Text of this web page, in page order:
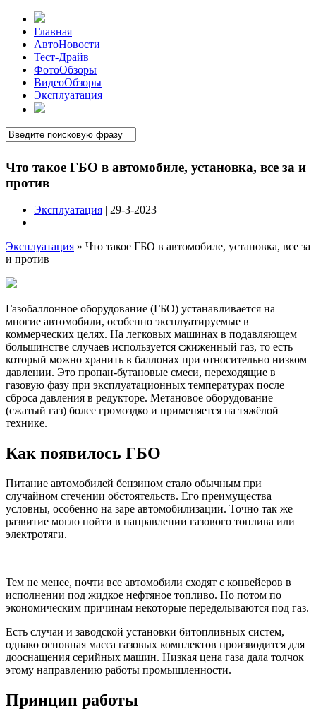
Главная
АвтоНовости
Тест-Драйв
ФотоОбзоры
ВидеоОбзоры
Эксплуатация
Что такое ГБО в автомобиле, установка, все за и
против
Эксплуатация | 29-3-2023
Эксплуатация » Что такое ГБО в автомобиле, установка, все за
и против
Газобаллонное оборудование (ГБО) устанавливается на
многие автомобили, особенно эксплуатируемые в
коммерческих целях. На легковых машинах в подавляющем
большинстве случаев используется сжиженный газ, то есть
который можно хранить в баллонах при относительно низком
давлении. Это пропан-бутановые смеси, переходящие в
газовую фазу при эксплуатационных температурах после
сброса давления в редукторе. Метановое оборудование
(сжатый газ) более громоздко и применяется на тяжёлой
технике.
Как появилось ГБО
Питание автомобилей бензином стало обычным при
случайном стечении обстоятельств. Его преимущества
условны, особенно на заре автомобилизации. Точно так же
развитие могло пойти в направлении газового топлива или
электротяги.
Тем не менее, почти все автомобили сходят с конвейеров в
исполнении под жидкое нефтяное топливо. Но потом по
экономическим причинам некоторые переделываются под газ.
Есть случаи и заводской установки битопливных систем,
однако основная масса газовых комплектов производится для
дооснащения серийных машин. Низкая цена газа дала толчок
этому направлению работы промышленности.
Принцип работы